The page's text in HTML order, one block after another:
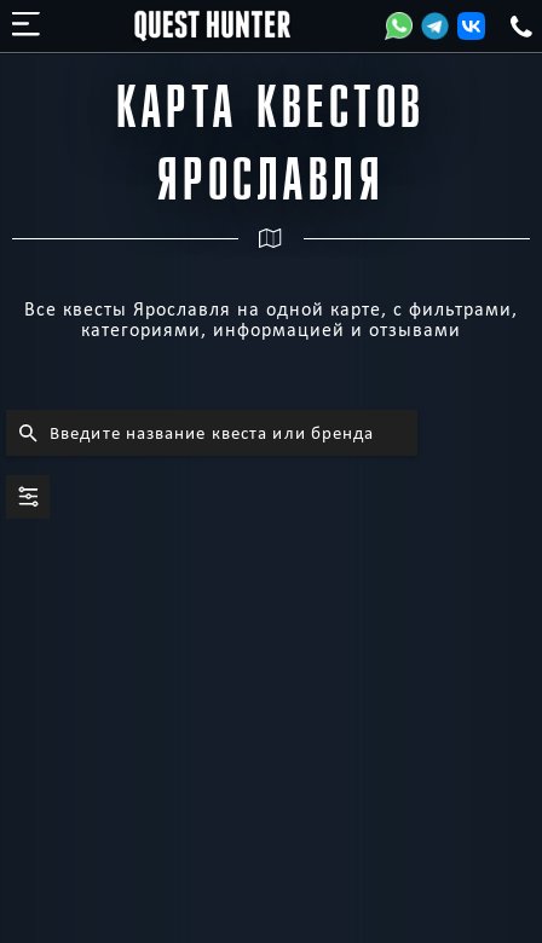
КАРТА КВЕСТОВ
ЯРОСЛАВЛЯ
Все квесты Ярославля на одной карте, с фильтрами,
категориями, информацией и отзывами